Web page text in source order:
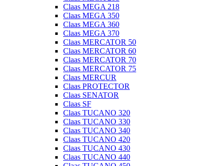
Claas MEGA 218
Claas MEGA 350
Claas MEGA 360
Claas MEGA 370
Claas MERCATOR 50
Claas MERCATOR 60
Claas MERCATOR 70
Claas MERCATOR 75
Claas MERCUR
Claas PROTECTOR
Claas SENATOR
Claas SF
Claas TUCANO 320
Claas TUCANO 330
Claas TUCANO 340
Claas TUCANO 420
Claas TUCANO 430
Claas TUCANO 440